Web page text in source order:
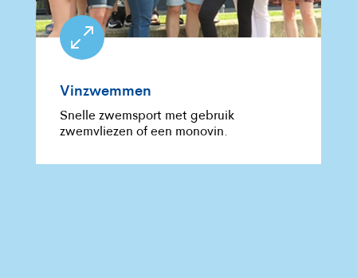
0
Vinzwemmen
Snelle zwemsport met gebruik
zwemvliezen of een monovin.